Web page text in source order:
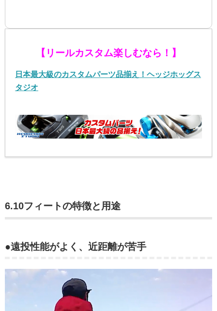
【リールカスタム楽しむなら！】
日本最大級のカスタムパーツ品揃え！ヘッジホッグス
タジオ
6.10フィートの特徴と用途
●遠投性能がよく、近距離が苦手